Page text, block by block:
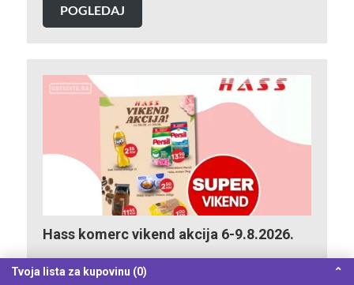
POGLEDAJ
Hass komerc vikend akcija 6-9.8.2026.
Hass komerc vikend akcija je pravo vrijeme da
Tvoja lista za kupovinu (0) ⌃